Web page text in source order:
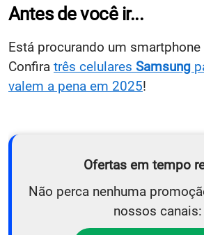
Antes de você ir...
Está procurando um smartphone
Confira três celulares Samsung
valem a pena em 2025!
Ofertas em tempo
Não perca nenhuma
nossos canais: